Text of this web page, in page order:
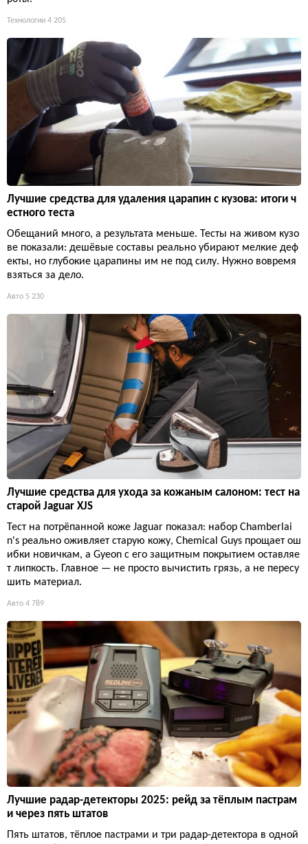
Технологии 4 205
Лучшие средства для удаления царапин с кузова: итоги ч
естного теста
Обещаний много, а результата меньше. Тесты на живом кузо
ве показали: дешёвые составы реально убирают мелкие деф
екты, но глубокие царапины им не под силу. Нужно вовремя
взяться за дело.
Авто 5 230
Лучшие средства для ухода за кожаным салоном: тест на
старой Jaguar XJS
Тест на потрёпанной коже Jaguar показал: набор Chamberlai
n's реально оживляет старую кожу, Chemical Guys прощает ош
ибки новичкам, а Gyeon с его защитным покрытием оставляе
т липкость. Главное — не просто вычистить грязь, а не пересу
шить материал.
Авто 4 789
Лучшие радар-детекторы 2025: рейд за тёплым пастрам
и через пять штатов
Пять штатов, тёплое пастрами и три радар-детектора в одной